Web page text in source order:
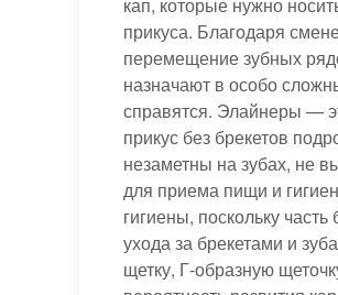
прикуса. Благодаря
перемещение зубных
назначают в особо
справятся. Элайнеры —
прикус без брекетов
незаметны на зубах, не
для приема пищи и
гигиены, поскольку
ухода за брекетами и
щетку, Г-образную